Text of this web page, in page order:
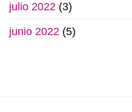
julio 2022 (3)
junio 2022 (5)